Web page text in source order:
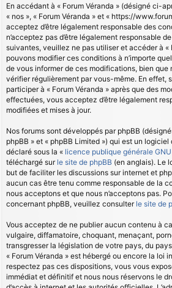
En accédant à « Forum Véranda » (désigné ci-
« nos », « Forum Véranda » et « https://
acceptez d’être légalement responsable des
n’acceptez pas d’être légalement responsable
suivantes, veuillez ne pas utiliser et accéder à «
pouvons modifier ces conditions à n’importe
de vous informer de ces modifications, bien que
vérifier régulièrement par vous-même. En effet,
participer à « Forum Véranda » après que des
effectuées, vous acceptez d’être légalement
modifiées et mises à jour.
Nos forums sont développés par phpBB
phpBB » et « phpBB Limited ») qui est un
déclaré sous la « licence publique générale
téléchargé sur le site de phpBB (en anglais). Le
but de faciliter les discussions sur internet et
aucun cas être tenu comme responsable de la
nous acceptons et que nous n’acceptons pas.
concernant phpBB, veuillez consulter le site de
Vous acceptez de ne publier aucun contenu à
vulgaire, diffamatoire, choquant, menaçant,
transgresser la législation de votre pays, du
« Forum Véranda » est hébergé ou encore la loi
respectez pas ces dispositions, vous vous
immédiat et définitif et nous nous réservons le